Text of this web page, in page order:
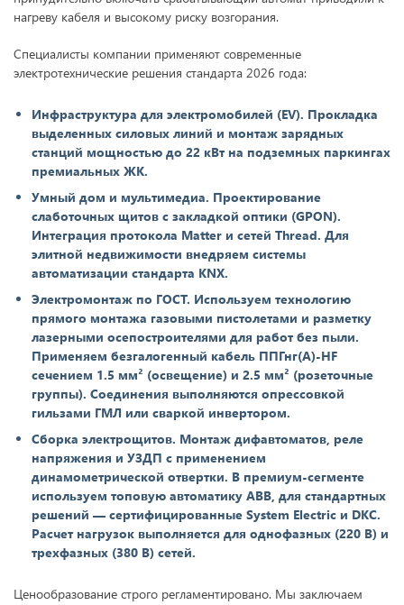
нагреву кабеля и высокому риску возгорания.
Специалисты компании применяют современные
электротехнические решения стандарта 2026 года:
Инфраструктура для электромобилей (EV). Прокладка
выделенных силовых линий и монтаж зарядных
станций мощностью до 22 кВт на подземных паркингах
премиальных ЖК.
Умный дом и мультимедиа. Проектирование
слаботочных щитов с закладкой оптики (GPON).
Интеграция протокола Matter и сетей Thread. Для
элитной недвижимости внедряем системы
автоматизации стандарта KNX.
Электромонтаж по ГОСТ. Используем технологию
прямого монтажа газовыми пистолетами и разметку
лазерными осепостроителями для работ без пыли.
Применяем безгалогенный кабель ППГнг(А)-HF
сечением 1.5 мм² (освещение) и 2.5 мм² (розеточные
группы). Соединения выполняются опрессовкой
гильзами ГМЛ или сваркой инвертором.
Сборка электрощитов. Монтаж дифавтоматов, реле
напряжения и УЗДП с применением
динамометрической отвертки. В премиум-сегменте
используем топовую автоматику ABB, для стандартных
решений — сертифицированные System Electric и DKC.
Расчет нагрузок выполняется для однофазных (220 В) и
трехфазных (380 В) сетей.
Ценообразование строго регламентировано. Мы заключаем